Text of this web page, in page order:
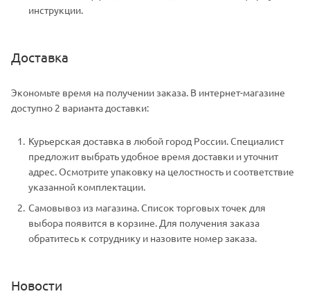
инструкции.
Доставка
Экономьте время на получении заказа. В интернет-магазине
доступно 2 варианта доставки:
Курьерская доставка в любой город России. Специалист
предложит выбрать удобное время доставки и уточнит
адрес. Осмотрите упаковку на целостность и соответствие
указанной комплектации.
Самовывоз из магазина. Список торговых точек для
выбора появится в корзине. Для получения заказа
обратитесь к сотруднику и назовите номер заказа.
Новости